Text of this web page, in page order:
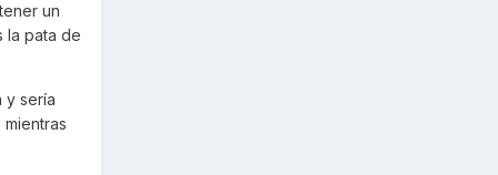
un
la pata de
y sería